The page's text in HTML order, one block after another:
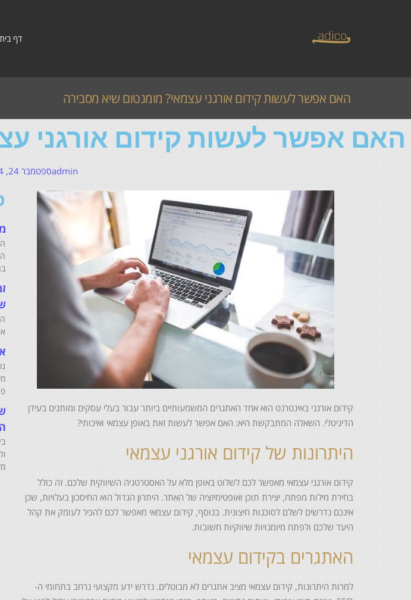
דף בית
האם אפשר לעשות קידום אורגני עצמאי? מומנטום שיא מסבירה
האם אפשר לעשות קידום אורגני
adminספטמבר 24, 2024
קידום אורגני באינטרנט הוא אחד האתגרים המשמעותיים ביותר עבור בעלי עסקים ומותגים בעידן
הדיגיטלי. השאלה המתבקשת היא: האם אפשר לעשות זאת באופן עצמאי ואיכותי?
היתרונות של קידום אורגני עצמאי
קידום אורגני עצמאי מאפשר לכם לשלוט באופן מלא על האסטרטגיה השיווקית שלכם. זה כולל
בחירת מילות מפתח, יצירת תוכן ואופטימיזציה של האתר. היתרון הגדול הוא החיסכון בעלויות, שכן
אינכם נדרשים לשלם לסוכנות חיצונית. בנוסף, קידום עצמאי מאפשר לכם להכיר לעומק את קהל
היעד שלכם ולפתח מיומנויות שיווקיות חשובות.
האתגרים בקידום עצמאי
למרות היתרונות, קידום עצמאי מציב אתגרים לא מבוטלים. נדרש ידע מקצועי נרחב בתחומי ה-